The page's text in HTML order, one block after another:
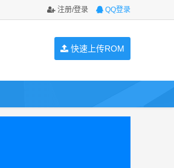
注册/登录 QQ登录
快速上传ROM